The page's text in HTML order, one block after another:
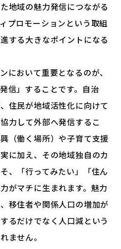
地域の魅力発信につながる
プロモーションという取組
する大きなポイントになる
において重要となるのが、
信」することです。自治
住民が地域活性化に向けて
力して外部へ発信するこ
（働く場所）や子育て支援
に加え、その地域独自のカ
、「行ってみたい」「住ん
がマチに生まれます。魅力
移住者や関係人口の増加が
るだけでなく人口減という
ません。